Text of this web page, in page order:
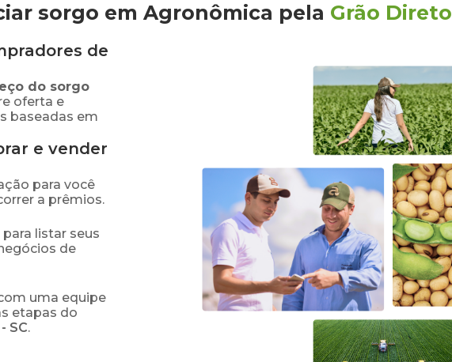
sorgo em Agronômica pela Grão Direto
de
do sorgo
oferta e
baseadas em
e vender
para você
a prêmios.
listar seus
de
uma equipe
etapas do
- SC.